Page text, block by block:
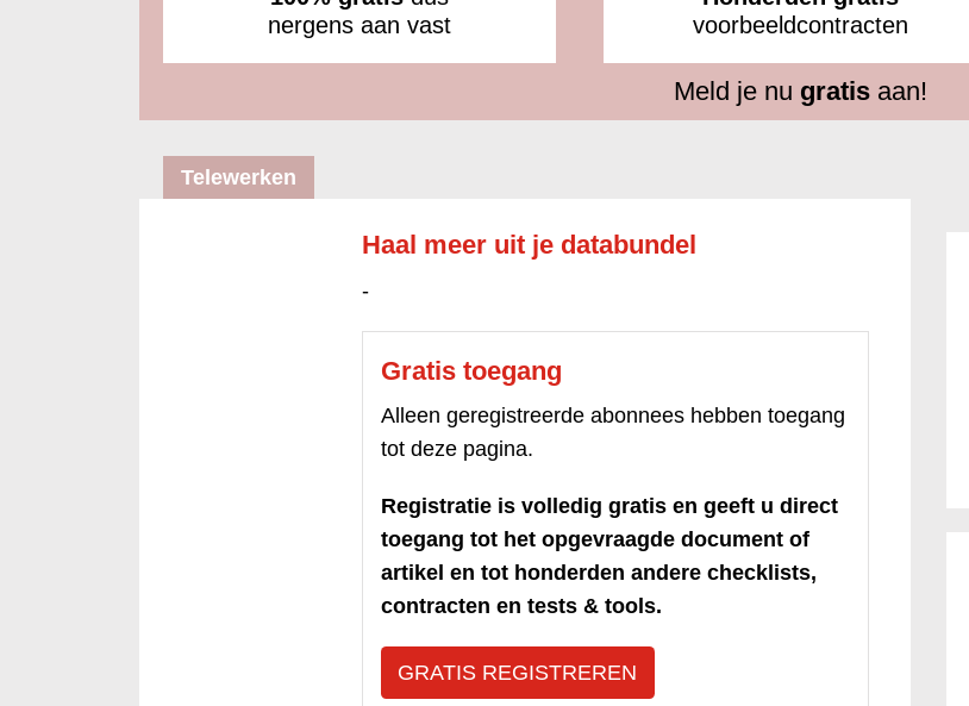
nergens aan vast
voorbeeldcontracten
Meld je nu gratisaan!
Telewerken
Haal meer uit je databundel
-
Gratis toegang
Alleen geregistreerde abonnees hebben toegang
tot deze pagina.
Registratie is volledig gratis en geeft u direct
toegang tot het opgevraagde document of
artikel en tot honderden andere checklists,
contracten en tests & tools.
GRATIS REGISTREREN